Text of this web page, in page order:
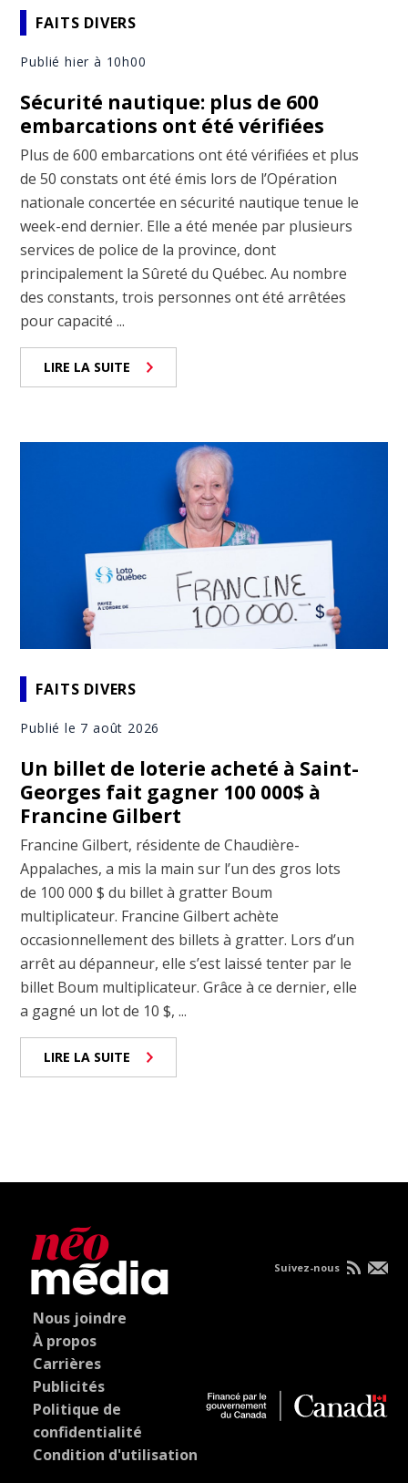
FAITS DIVERS
Publié hier à 10h00
Sécurité nautique: plus de 600
embarcations ont été vérifiées
Plus de 600 embarcations ont été vérifiées et plus
de 50 constats ont été émis lors de l’Opération
nationale concertée en sécurité nautique tenue le
week-end dernier. Elle a été menée par plusieurs
services de police de la province, dont
principalement la Sûreté du Québec. Au nombre
des constants, trois personnes ont été arrêtées
pour capacité ...
LIRE LA SUITE
FAITS DIVERS
Publié le 7 août 2026
Un billet de loterie acheté à Saint-
Georges fait gagner 100 000$ à
Francine Gilbert
Francine Gilbert, résidente de Chaudière-
Appalaches, a mis la main sur l’un des gros lots
de 100 000 $ du billet à gratter Boum
multiplicateur. Francine Gilbert achète
occasionnellement des billets à gratter. Lors d’un
arrêt au dépanneur, elle s’est laissé tenter par le
billet Boum multiplicateur. Grâce à ce dernier, elle
a gagné un lot de 10 $, ...
LIRE LA SUITE
Nous joindre
À propos
Carrières
Publicités
Politique de
confidentialité
Condition d'utilisation
Suivez-nous